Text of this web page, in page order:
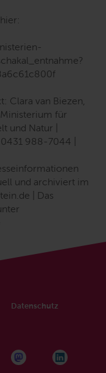
Clara van Biezen,
für
und Natur |
988-7044 |
und archiviert im
| Das
Datenschutz